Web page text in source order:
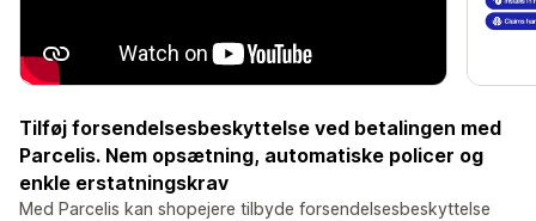
Tilføj forsendelsesbeskyttelse ved betalingen med
Parcelis. Nem opsætning, automatiske policer og
enkle erstatningskrav
Med Parcelis kan shopejere tilbyde forsendelsesbeskyttelse